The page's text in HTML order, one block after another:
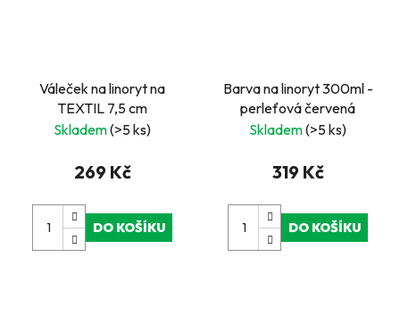
Váleček na linoryt na
TEXTIL 7,5 cm
Skladem(>5 ks)
269 Kč
DO KOŠÍKU
Barva na linoryt 300ml -
perleťová červená
Skladem(>5 ks)
319 Kč
DO KOŠÍKU